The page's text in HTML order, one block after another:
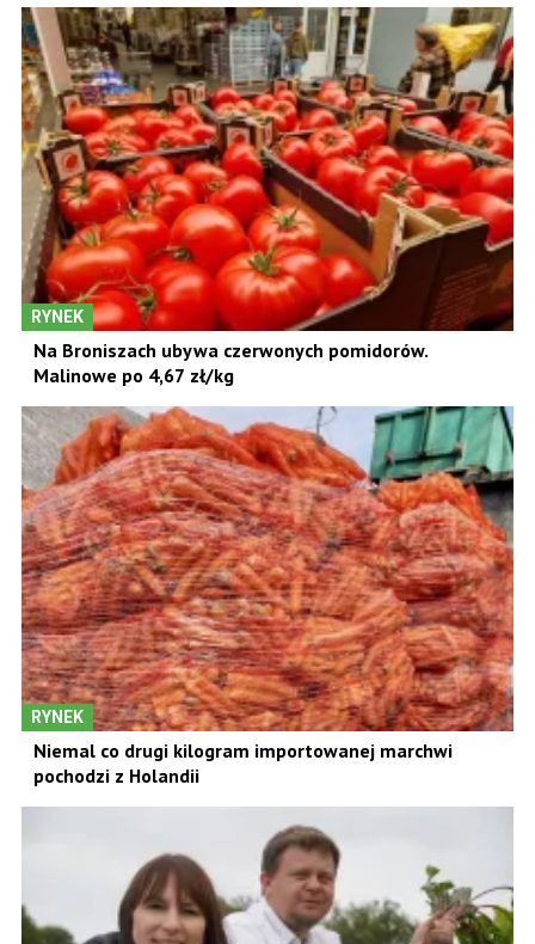
RYNEK
Na Broniszach ubywa czerwonych pomidorów.
Malinowe po 4,67 zł/kg
RYNEK
Niemal co drugi kilogram importowanej marchwi
pochodzi z Holandii